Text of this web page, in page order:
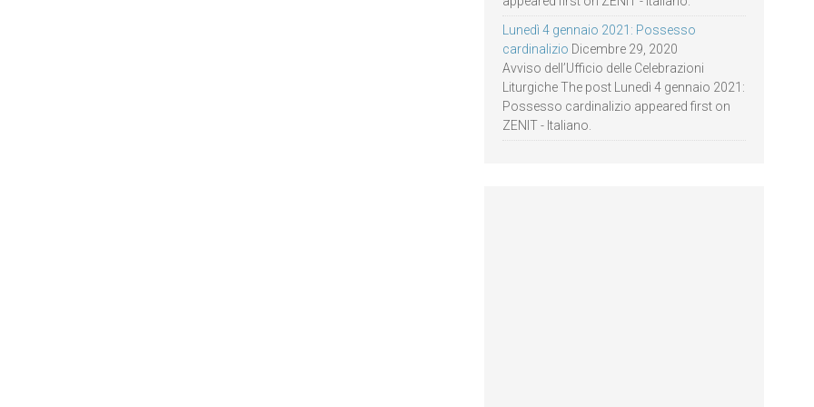
Lunedì 4 gennaio 2021: Possesso
cardinalizio Dicembre 29, 2020
Avviso dell’Ufficio delle Celebrazioni
Liturgiche The post Lunedì 4 gennaio 2021:
Possesso cardinalizio appeared first on
ZENIT - Italiano.